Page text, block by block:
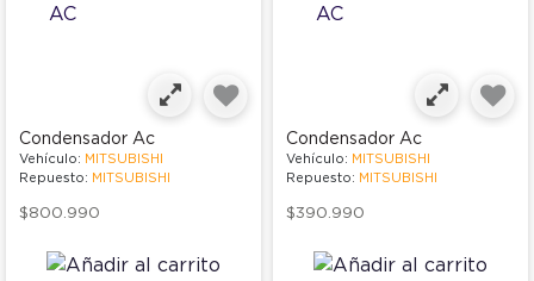
Condensador Ac
Vehículo: MITSUBISHI
Repuesto: MITSUBISHI
$800.990
Condensador Ac
Vehículo: MITSUBISHI
Repuesto: MITSUBISHI
$390.990